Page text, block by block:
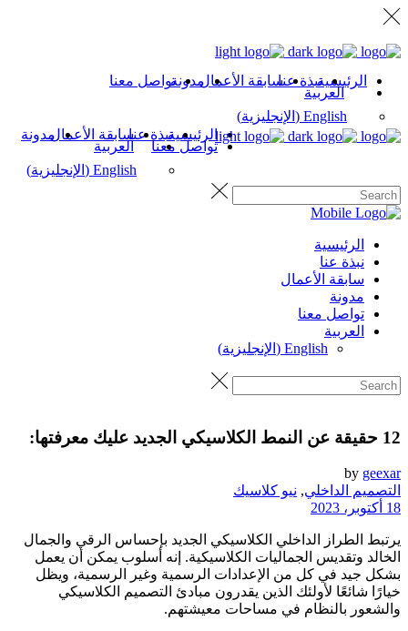
الرئيسيةنبذة عناسابقة الأعمالمدونةتواصل معنا
العربية
English
( الإنجليزية)
الرئيسيةنبذة عناسابقة الأعمالمدونة
تواصل معنا
العربية
English
( الإنجليزية)
الرئيسية
نبذة عنا
سابقة الأعمال
مدونة
تواصل معنا
العربية
English
( الإنجليزية)
12 حقيقة عن النمط الكلاسيكي الجديد عليك معرفتها:
by geexar
التصميم الداخلي, نيو كلاسيك
18 أكتوبر، 2023
يرتبط الطراز الداخلي الكلاسيكي الجديد بإحساس الرقي والجمال
الخالد وتقديس الجماليات الكلاسيكية. إنه أسلوب يمكن أن يعمل
بشكل جيد في كل من الإعدادات الرسمية وغير الرسمية، ويظل
خيارًا شائعًا لأولئك الذين يقدرون مبادئ التصميم الكلاسيكي
والشعور بالنظام في مساحات معيشتهم.